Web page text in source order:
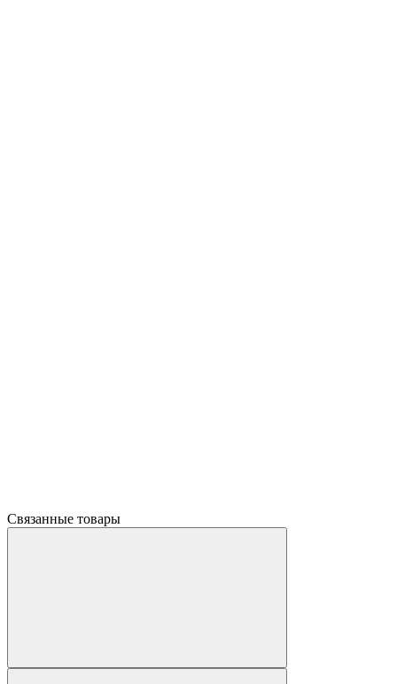
Связанные товары